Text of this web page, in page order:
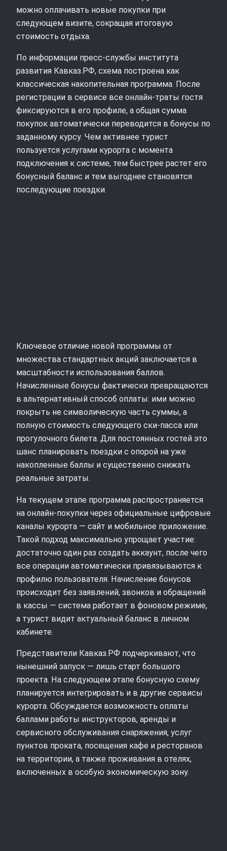
можно оплачивать новые покупки при
следующем визите, сокращая итоговую
стоимость отдыха.
По информации пресс-службы института
развития Кавказ.РФ, схема построена как
классическая накопительная программа. После
регистрации в сервисе все онлайн-траты гостя
фиксируются в его профиле, а общая сумма
покупок автоматически переводится в бонусы по
заданному курсу. Чем активнее турист
пользуется услугами курорта с момента
подключения к системе, тем быстрее растет его
бонусный баланс и тем выгоднее становятся
последующие поездки.
Ключевое отличие новой программы от
множества стандартных акций заключается в
масштабности использования баллов.
Начисленные бонусы фактически превращаются
в альтернативный способ оплаты: ими можно
покрыть не символическую часть суммы, а
полную стоимость следующего ски-пасса или
прогулочного билета. Для постоянных гостей это
шанс планировать поездки с опорой на уже
накопленные баллы и существенно снижать
реальные затраты.
На текущем этапе программа распространяется
на онлайн-покупки через официальные цифровые
каналы курорта — сайт и мобильное приложение.
Такой подход максимально упрощает участие:
достаточно один раз создать аккаунт, после чего
все операции автоматически привязываются к
профилю пользователя. Начисление бонусов
происходит без заявлений, звонков и обращений
в кассы — система работает в фоновом режиме,
а турист видит актуальный баланс в личном
кабинете.
Представители Кавказ.РФ подчеркивают, что
нынешний запуск — лишь старт большого
проекта. На следующем этапе бонусную схему
планируется интегрировать и в другие сервисы
курорта. Обсуждается возможность оплаты
баллами работы инструкторов, аренды и
сервисного обслуживания снаряжения, услуг
пунктов проката, посещения кафе и ресторанов
на территории, а также проживания в отелях,
включенных в особую экономическую зону.